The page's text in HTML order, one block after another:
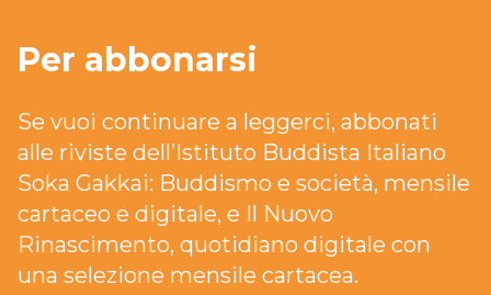
Per abbonarsi
Se vuoi continuare a leggerci, abbonati
alle riviste dell’Istituto Buddista Italiano
Soka Gakkai: Buddismo e società, mensile
cartaceo e digitale, e Il Nuovo
Rinascimento, quotidiano digitale con
una selezione mensile cartacea.